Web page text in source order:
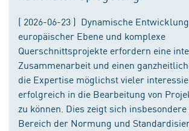
( 2026-06-23 ) Dynamische
europäischer Ebene und komplexe
Querschnittsprojekte erfordern eine
Zusammenarbeit und einen
die Expertise möglichst vieler
erfolgreich in die Bearbeitung von
zu können. Dies zeigt sich
Bereich der Normung und